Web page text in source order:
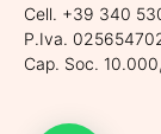
Cell. +39 340
P.Iva.
Cap. Soc.